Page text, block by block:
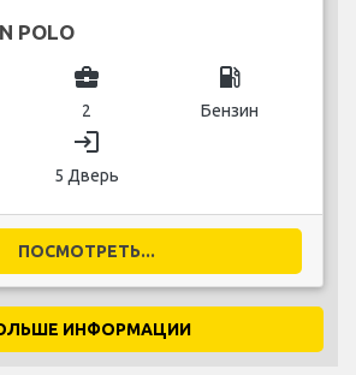
POLO
business_center
2
local_gas_station
Бензин
login
5 Дверь
ПОСМОТРЕТЬ...
ИНФОРМАЦИИ